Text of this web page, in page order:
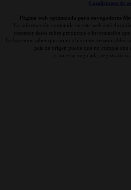
Condiciones de
Página web optimizada para navegadores
La información contenida en esta web está
contener datos sobre productos o información que
Le hacemos saber que no nos hacemos responsables
país de origen puede que no cumpla con
o no estar regulada, registrada o